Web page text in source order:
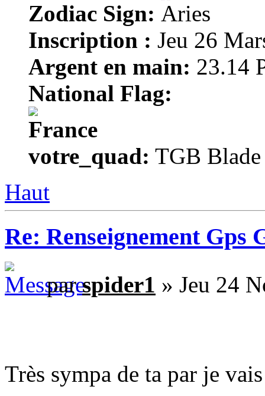
Zodiac Sign:
Inscription : Jeu 26
Argent en main: 23.14
National Flag:
votre_quad: TGB
Haut
Re: Renseignement Gps
parspider1 » Jeu 24
Très sympa de ta par je